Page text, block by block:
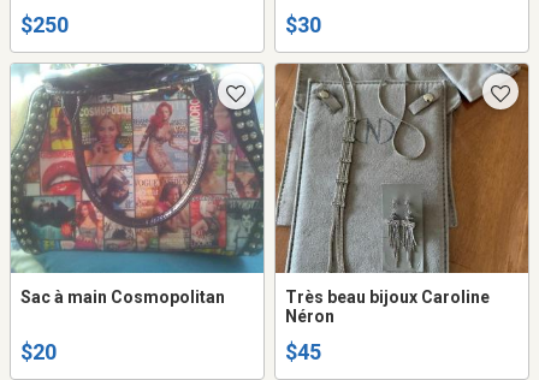
DIAMONDS
$250 $30
Sac à main Cosmopolitan
$20
Très beau bijoux Caroline
Néron
$45